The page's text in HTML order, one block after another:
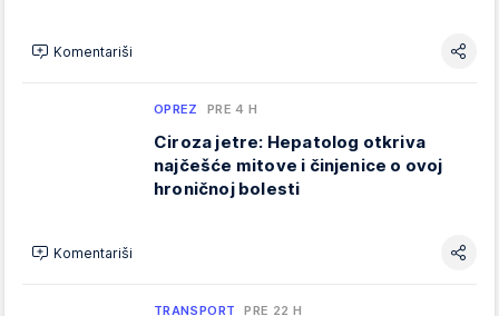
Komentariši
OPREZ PRE 4 H
Ciroza jetre: Hepatolog otkriva
najčešće mitove i činjenice o ovoj
hroničnoj bolesti
Komentariši
TRANSPORT PRE 22 H